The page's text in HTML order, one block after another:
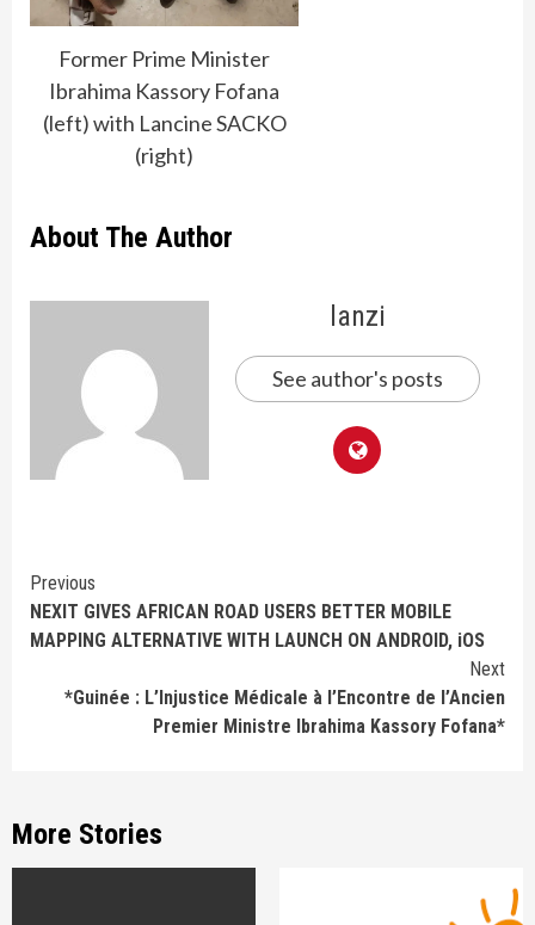
Former Prime Minister
Ibrahima Kassory Fofana
(left) with Lancine SACKO
(right)
About The Author
lanzi
See author's posts
Continue
Reading
Previous
NEXIT GIVES AFRICAN ROAD USERS BETTER MOBILE
MAPPING ALTERNATIVE WITH LAUNCH ON ANDROID, iOS
Next
*Guinée : L’Injustice Médicale à l’Encontre de l’Ancien
Premier Ministre Ibrahima Kassory Fofana*
More Stories